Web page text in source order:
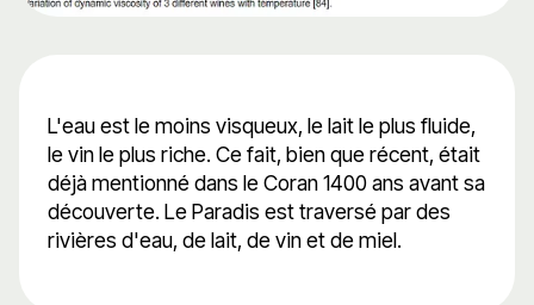
L'eau est le moins visqueux, le lait le plus fluide,
le vin le plus riche. Ce fait, bien que récent, était
déjà mentionné dans le Coran 1400 ans avant sa
découverte. Le Paradis est traversé par des
rivières d'eau, de lait, de vin et de miel.